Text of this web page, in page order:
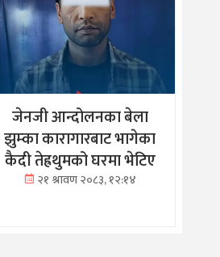
जेनजी आन्दोलनका बेला
झुम्का कारागारबाट भागेका
कैदी तेह्रथुमको घरमा भेटिए
२१ श्रावण २०८३, १२:१४